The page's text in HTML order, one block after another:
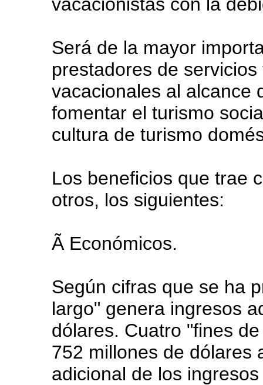
Será de la mayor
prestadores de
vacacionales al alcance
fomentar el turismo
cultura de turismo
Los beneficios que trae
otros, los siguientes:
Ã Económicos.
Según cifras que se ha
largo" genera ingresos
dólares. Cuatro "fines
752 millones de dólares
adicional de los